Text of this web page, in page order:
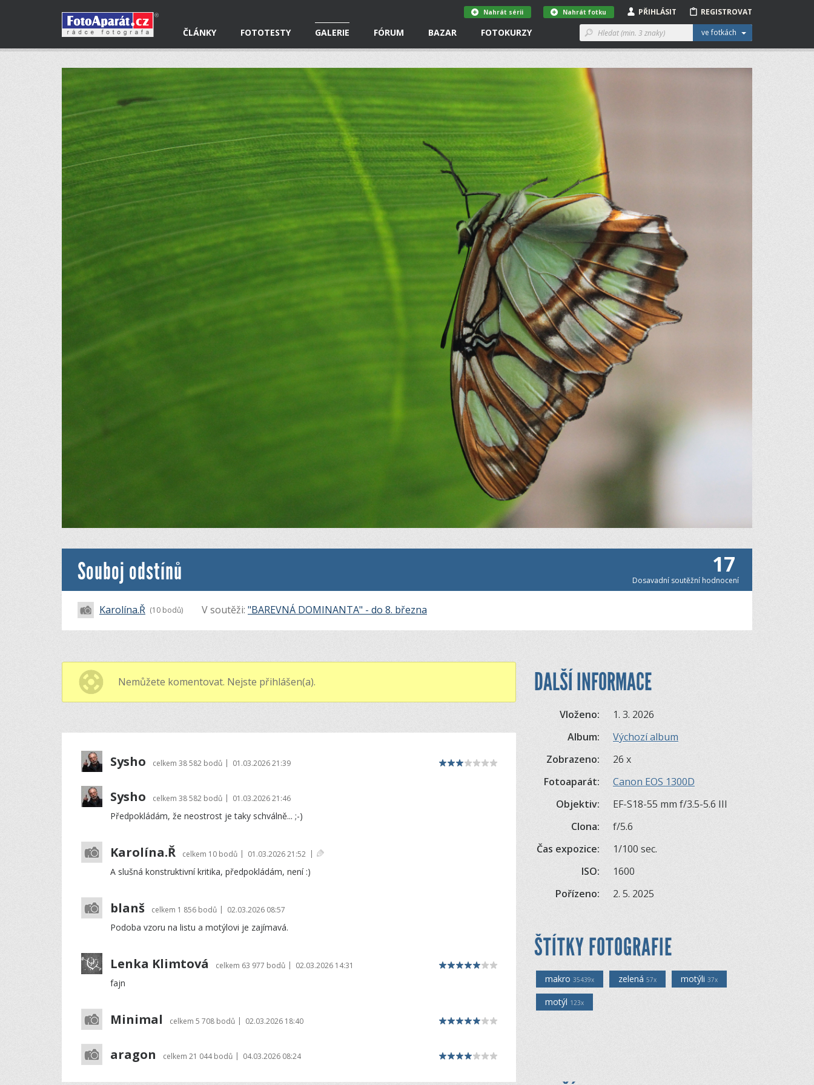
ČLÁNKY FOTOTESTY GALERIE FÓRUM BAZAR FOTOKURZY ve fotkách
REGISTROVAT
PŘIHLÁSIT
Nahrát fotku
Nahrát sérii
Souboj odstínů 17
Dosavadní soutěžní hodnocení
Karolína.Ř (10 bodů) V soutěži: "BAREVNÁ DOMINANTA" - do 8. března
Nemůžete komentovat. Nejste přihlášen(a).
Sysho celkem 38 582 bodů | 01.03.2026 21:39
Sysho celkem 38 582 bodů | 01.03.2026 21:46
Předpokládám, že neostrost je taky schválně... ;-)
Karolína.Ř celkem 10 bodů | 01.03.2026 21:52 |
A slušná konstruktivní kritika, předpokládám, není :)
blanš celkem 1 856 bodů | 02.03.2026 08:57
Podoba vzoru na listu a motýlovi je zajímavá.
Lenka Klimtová celkem 63 977 bodů | 02.03.2026 14:31
fajn
Minimal celkem 5 708 bodů | 02.03.2026 18:40
aragon celkem 21 044 bodů | 04.03.2026 08:24
DALŠÍ INFORMACE
Vloženo:
1. 3. 2026
Album:
Výchozí album
Zobrazeno:
26 x
Fotoaparát:
Canon EOS 1300D
Objektiv:
EF-S18-55 mm f/3.5-5.6 III
Clona:
f/5.6
Čas expozice:
1/100 sec.
ISO:
1600
Pořízeno:
2. 5. 2025
ŠTÍTKY FOTOGRAFIE
makro 35439x zelená 57x motýli 37x
motýl 123x